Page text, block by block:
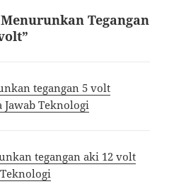
Tegangan
tegangan 5 volt
Jawab Teknologi
tegangan aki 12 volt